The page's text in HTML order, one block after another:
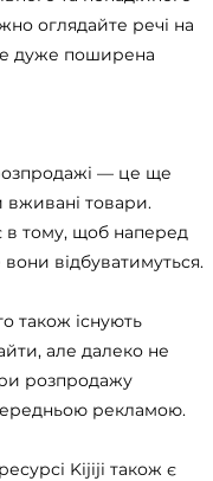
оглядайте речі на
дуже поширена
— це ще
вживані товари.
в тому, щоб наперед
вони відбуватимуться.
також існують
але далеко не
розпродажу
рекламою.
Kijiji також є